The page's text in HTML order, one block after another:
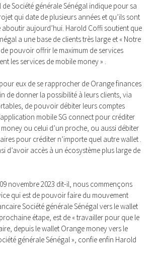
Société générale Sénégal indique pour sa
qui date de plusieurs années et qu’ils sont
aboutir aujourd’hui. Harold Coffi soutient que
a une base de clients très large et « Notre
pouvoir offrir le maximum de services
les services de mobile money » .
eux de se rapprocher de Orange finances
de donner la possibilité à leurs clients, via
de pouvoir débiter leurs comptes
mobile SG connect pour créditer
ou celui d’un proche, ou aussi débiter
pour créditer n’importe quel autre wallet .
d’avoir accès à un écosystème plus large de
novembre 2023 dit-il, nous commençons
qui est de pouvoir faire du mouvement
Société générale Sénégal vers le wallet
étape, est de « travailler pour que le
depuis le wallet Orange money vers le
générale Sénégal », confie enfin Harold